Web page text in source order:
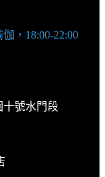
，18:00-22:00
十號水門段